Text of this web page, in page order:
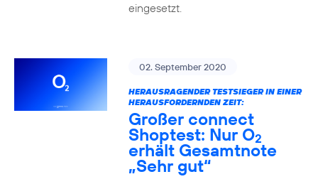
eingesetzt.
02. September 2020
HERAUSRAGENDER TESTSIEGER IN EINER
HERAUSFORDERNDEN ZEIT:
Großer connect
Shoptest: Nur O2
erhält Gesamtnote
„Sehr gut“